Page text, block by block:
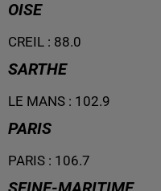
OISE
CREIL : 88.0
SARTHE
LE MANS : 102.9
PARIS
PARIS : 106.7